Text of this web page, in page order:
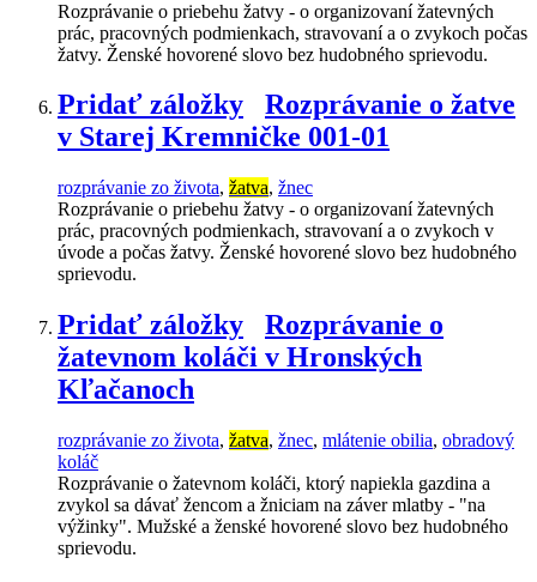
Rozprávanie o priebehu žatvy - o organizovaní žatevných
prác, pracovných podmienkach, stravovaní a o zvykoch počas
žatvy. Ženské hovorené slovo bez hudobného sprievodu.
Pridať záložky
Rozprávanie o žatve
v Starej Kremničke 001-01
rozprávanie zo života, žatva, žnec
Rozprávanie o priebehu žatvy - o organizovaní žatevných
prác, pracovných podmienkach, stravovaní a o zvykoch v
úvode a počas žatvy. Ženské hovorené slovo bez hudobného
sprievodu.
Pridať záložky
Rozprávanie o
žatevnom koláči v Hronských
Kľačanoch
rozprávanie zo života, žatva, žnec, mlátenie obilia, obradový
koláč
Rozprávanie o žatevnom koláči, ktorý napiekla gazdina a
zvykol sa dávať žencom a žniciam na záver mlatby - "na
výžinky". Mužské a ženské hovorené slovo bez hudobného
sprievodu.